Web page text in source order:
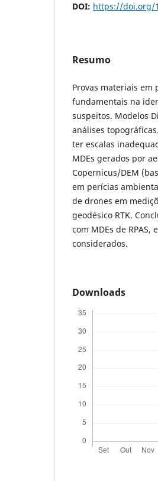
DOI: https://doi.org/
Resumo
Provas materiais em
fundamentais na
suspeitos. Modelos
análises
ter escalas
MDEs gerados por
Copernicus/DEM
em perícias
de drones em
geodésico RTK.
com MDEs de
considerados.
Downloads